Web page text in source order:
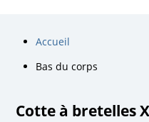
Accueil
Bas du corps
Cotte à bretelles